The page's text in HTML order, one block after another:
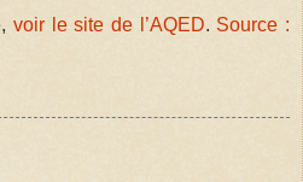
voir le site de l’AQED. Source :